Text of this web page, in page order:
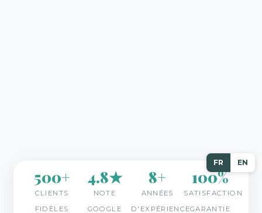
FR EN
500+
CLIENTS
FIDÈLES
4.8★
NOTE
GOOGLE
8+
ANNÉES
D'EXPÉRIENCE
100%
SATISFACTION
GARANTIE